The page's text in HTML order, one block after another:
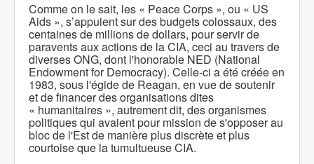
Comme on le sait, les « Peace Corps », ou « US
Aids », s’appuient sur des budgets colossaux, des
centaines de millions de dollars, pour servir de
paravents aux actions de la CIA, ceci au travers de
diverses ONG, dont l'honorable NED (National
Endowment for Democracy). Celle-ci a été créée en
1983, sous l'égide de Reagan, en vue de soutenir
et de financer des organisations dites
« humanitaires », autrement dit, des organismes
politiques qui avaient pour mission de s'opposer au
bloc de l'Est de manière plus discrète et plus
courtoise que la tumultueuse CIA.